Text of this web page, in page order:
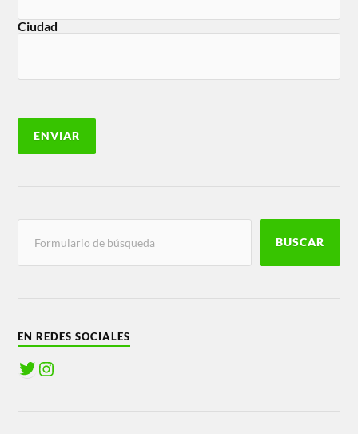
Ciudad
BUSCAR
EN REDES SOCIALES